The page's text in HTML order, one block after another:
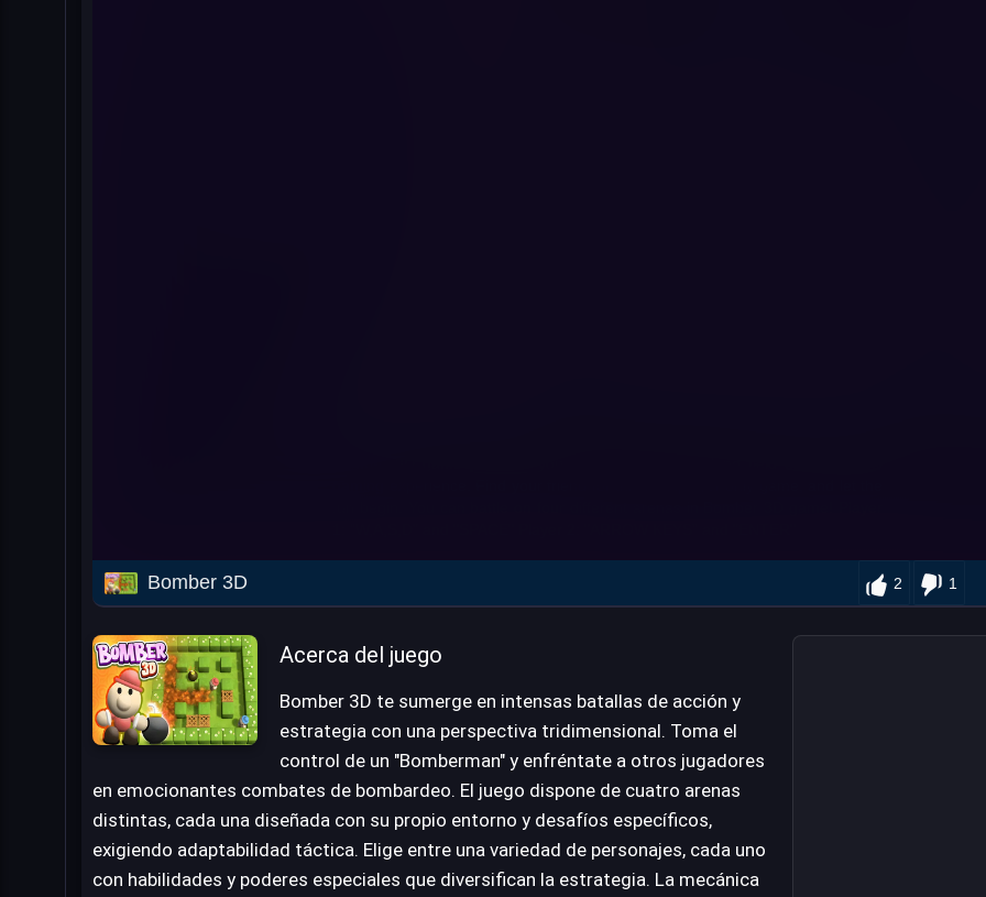
Bomber 3D 2 1
Acerca del juego
Bomber 3D te sumerge en intensas batallas de acción y
estrategia con una perspectiva tridimensional. Toma el
control de un "Bomberman" y enfréntate a otros jugadores
en emocionantes combates de bombardeo. El juego dispone de cuatro arenas
distintas, cada una diseñada con su propio entorno y desafíos específicos,
exigiendo adaptabilidad táctica. Elige entre una variedad de personajes, cada uno
con habilidades y poderes especiales que diversifican la estrategia. La mecánica